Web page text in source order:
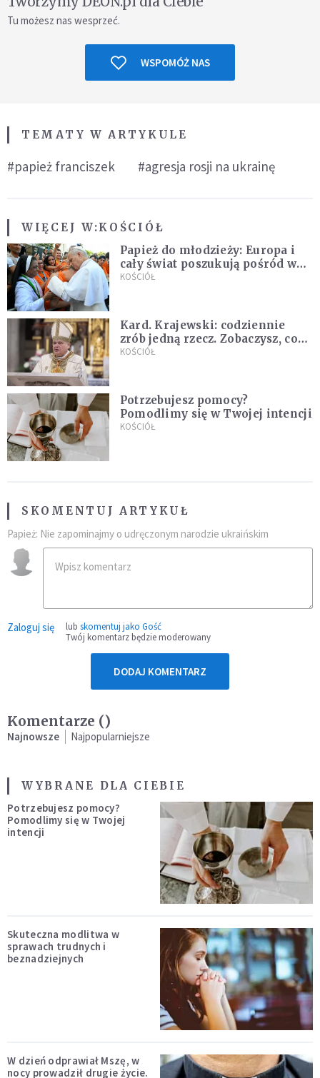
Tu możesz nas wesprzeć.
WSPOMÓŻ NAS
TEMATY W ARTYKULE
#papież franciszek #agresja rosji na ukrainę
WIĘCEJ W:KOŚCIÓŁ
Papież do młodzieży: Europa i
cały świat poszukują pośród was
nowych świętych
KOŚCIÓŁ
Kard. Krajewski: codziennie
zrób jedną rzecz. Zobaczysz, co
stanie się z twoim życiem
KOŚCIÓŁ
Potrzebujesz pomocy?
Pomodlimy się w Twojej intencji
KOŚCIÓŁ
SKOMENTUJ ARTYKUŁ
Papież: Nie zapominajmy o udręczonym narodzie ukraińskim
Zaloguj się lub skomentuj jako Gość
Twój komentarz będzie moderowany
DODAJ KOMENTARZ
Komentarze ()
Najnowsze Najpopularniejsze
WYBRANE DLA CIEBIE
Potrzebujesz pomocy?
Pomodlimy się w Twojej
intencji
Skuteczna modlitwa w
sprawach trudnych i
beznadziejnych
W dzień odprawiał Mszę, w
nocy prowadził drugie życie.